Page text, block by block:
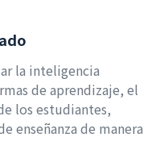
la inteligencia
de aprendizaje, el
los estudiantes,
enseñanza de manera